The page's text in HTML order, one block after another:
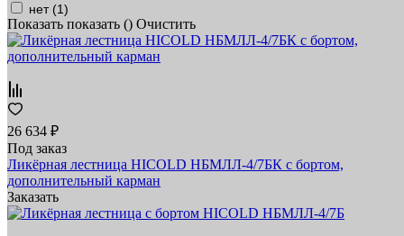
нет (1)
Показать показать () Очистить
26 634 ₽
Под заказ
Ликёрная лестница HICOLD НБМЛЛ-4/7БК с бортом,
дополнительный карман
Заказать